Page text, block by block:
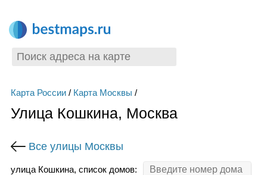
Карта России/ Карта Москвы /
Улица Кошкина, Москва
Все улицы Москвы
улица Кошкина, список домов: